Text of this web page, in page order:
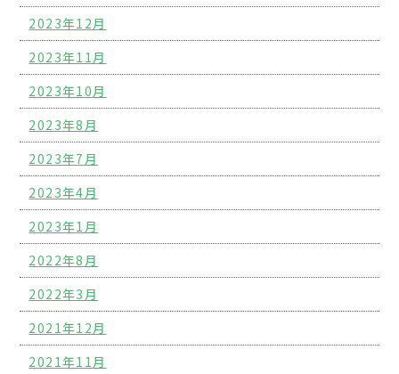
2023年12月
2023年11月
2023年10月
2023年8月
2023年7月
2023年4月
2023年1月
2022年8月
2022年3月
2021年12月
2021年11月